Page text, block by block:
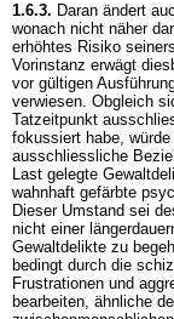
1.6.3. Daran ändert
wonach nicht näher
erhöhtes Risiko
Vorinstanz erwägt
vor gültigen
verwiesen. Obgleich
Tatzeitpunkt
fokussiert habe,
ausschliessliche
Last gelegte
wahnhaft gefärbte
Dieser Umstand sei
nicht einer
Gewaltdelikte zu
bedingt durch die
Frustrationen und
bearbeiten, ähnliche